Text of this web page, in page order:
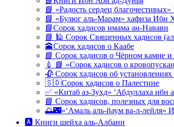
📘 «Радость сердец
📘 «Булюг аль-Марам» хафиза Ибн
📘Сорок хадисов имама ан-Навави
📘 🕌 Сорок Священных хадисов
🕋Сорок хадисов о Каабе
📘 Сорок хадисов о Чёрном камне и
💉 📘 «Сорок хадисов о
🥀 Сорок хадисов об
🇸🇩Сорок хадисов о Палестине
✅ «Китаб аз-Зухд» ‘Абдуллаха ибн
📘 Сорок хадисов, полезных для
🌅🌃«‘Амаль аль-йаум ва-л-лейля»
🅰 Книги шейха аль-Албани